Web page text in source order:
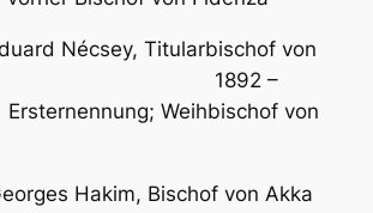
Nécsey, Titularbischof von
1892 –
Weihbischof von
Hakim, Bischof von Akka